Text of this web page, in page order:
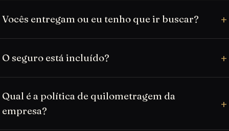
Vocês entregam ou eu tenho que ir buscar?
O seguro está incluído?
Qual é a política de quilometragem da
empresa?